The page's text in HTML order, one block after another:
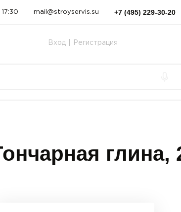
mail@stroyservis.su +7 (495) 229-30-20
Вход Регистрация
глина,